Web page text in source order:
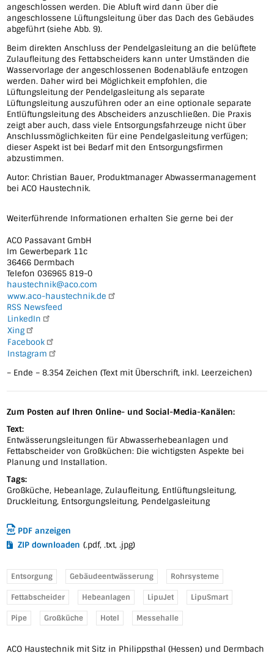
angeschlossen werden. Die Abluft wird dann über die
angeschlossene Lüftungsleitung über das Dach des Gebäudes
abgeführt (siehe Abb. 9).
Beim direkten Anschluss der Pendelgasleitung an die belüftete
Zulaufleitung des Fettabscheiders kann unter Umständen die
Wasservorlage der angeschlossenen Bodenabläufe entzogen
werden. Daher wird bei Möglichkeit empfohlen, die
Lüftungsleitung der Pendelgasleitung als separate
Lüftungsleitung auszuführen oder an eine optionale separate
Entlüftungsleitung des Abscheiders anzuschließen. Die Praxis
zeigt aber auch, dass viele Entsorgungsfahrzeuge nicht über
Anschlussmöglichkeiten für eine Pendelgasleitung verfügen;
dieser Aspekt ist bei Bedarf mit den Entsorgungsfirmen
abzustimmen.
Autor: Christian Bauer, Produktmanager Abwassermanagement
bei ACO Haustechnik.
Weiterführende Informationen erhalten Sie gerne bei der
ACO Passavant GmbH
Im Gewerbepark 11c
36466 Dermbach
Telefon 036965 819-0
haustechnik@aco.com
www.aco-haustechnik.de
RSS Newsfeed
LinkedIn
Xing
Facebook
Instagram
– Ende – 8.354 Zeichen (Text mit Überschrift, inkl. Leerzeichen)
Zum Posten auf Ihren Online- und Social-Media-Kanälen:
Text:
Entwässerungsleitungen für Abwasserhebeanlagen und
Fettabscheider von Großküchen: Die wichtigsten Aspekte bei
Planung und Installation.
Tags:
Großküche, Hebeanlage, Zulaufleitung, Entlüftungsleitung,
Druckleitung, Entsorgungsleitung, Pendelgasleitung
PDF anzeigen
ZIP downloaden (.pdf, .txt, .jpg)
Entsorgung Gebäudeentwässerung Rohrsysteme
Fettabscheider Hebeanlagen LipuJet LipuSmart
Pipe Großküche Hotel Messehalle
ACO Haustechnik mit Sitz in Philippsthal (Hessen) und Dermbach